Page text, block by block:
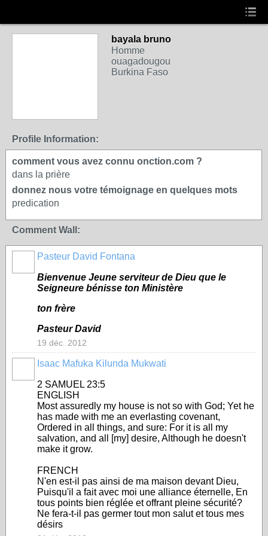
bayala bruno
Homme
ouagadougou
Burkina Faso
Profile Information:
comment vous avez connu onction.com ?
dans la prière
donnez nous votre témoignage en quelques mots
predication
Comment Wall:
Pasteur David Fontana
Bienvenue Jeune serviteur de Dieu que le
Seigneure bénisse ton Ministère
ton frère
Pasteur David
19 déc. 2012
Isaac Mafuka Kilunda Mukwati
‎2 SAMUEL 23:5
ENGLISH
Most assuredly my house is not so with God; Yet he
has made with me an everlasting covenant,
Ordered in all things, and sure: For it is all my
salvation, and all [my] desire, Although he doesn't
make it grow.
FRENCH
N'en est-il pas ainsi de ma maison devant Dieu,
Puisqu'il a fait avec moi une alliance éternelle, En
tous points bien réglée et offrant pleine sécurité?
Ne fera-t-il pas germer tout mon salut et tous mes
désirs